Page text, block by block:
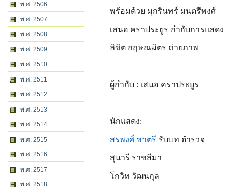
พ.ศ. 2506
พ.ศ. 2507
พ.ศ. 2508
พ.ศ. 2509
พ.ศ. 2510
พ.ศ. 2511
พ.ศ. 2512
พ.ศ. 2513
พ.ศ. 2514
พ.ศ. 2515
พ.ศ. 2516
พ.ศ. 2517
พ.ศ. 2518
พร้อมด้วย มุกรินทร์ มนตรีพงศ์
เสนอ คราประยูร กำกับการแสดง
ลิขิต กฤษณมิตร ถ่ายภาพ
ผู้กำกับ : เสนอ คราประยูร
นักแสดง:
สรพงศ์ ชาตรี
สุนารี ราชสีมา
โกวิท วัฒนกุล